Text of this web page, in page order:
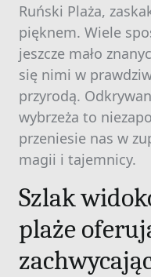
Ruński Plaża,
pięknem. Wiele
jeszcze mało
się nimi w
przyrodą.
wybrzeża to
przeniesie nas w
magii i tajemnicy.
Szlak
plaże